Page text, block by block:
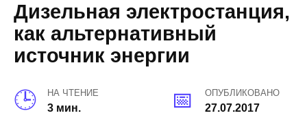
Дизельная электростанция,
как альтернативный
источник энергии
НА ЧТЕНИЕ
3 мин.
ОПУБЛИКОВАНО
27.07.2017